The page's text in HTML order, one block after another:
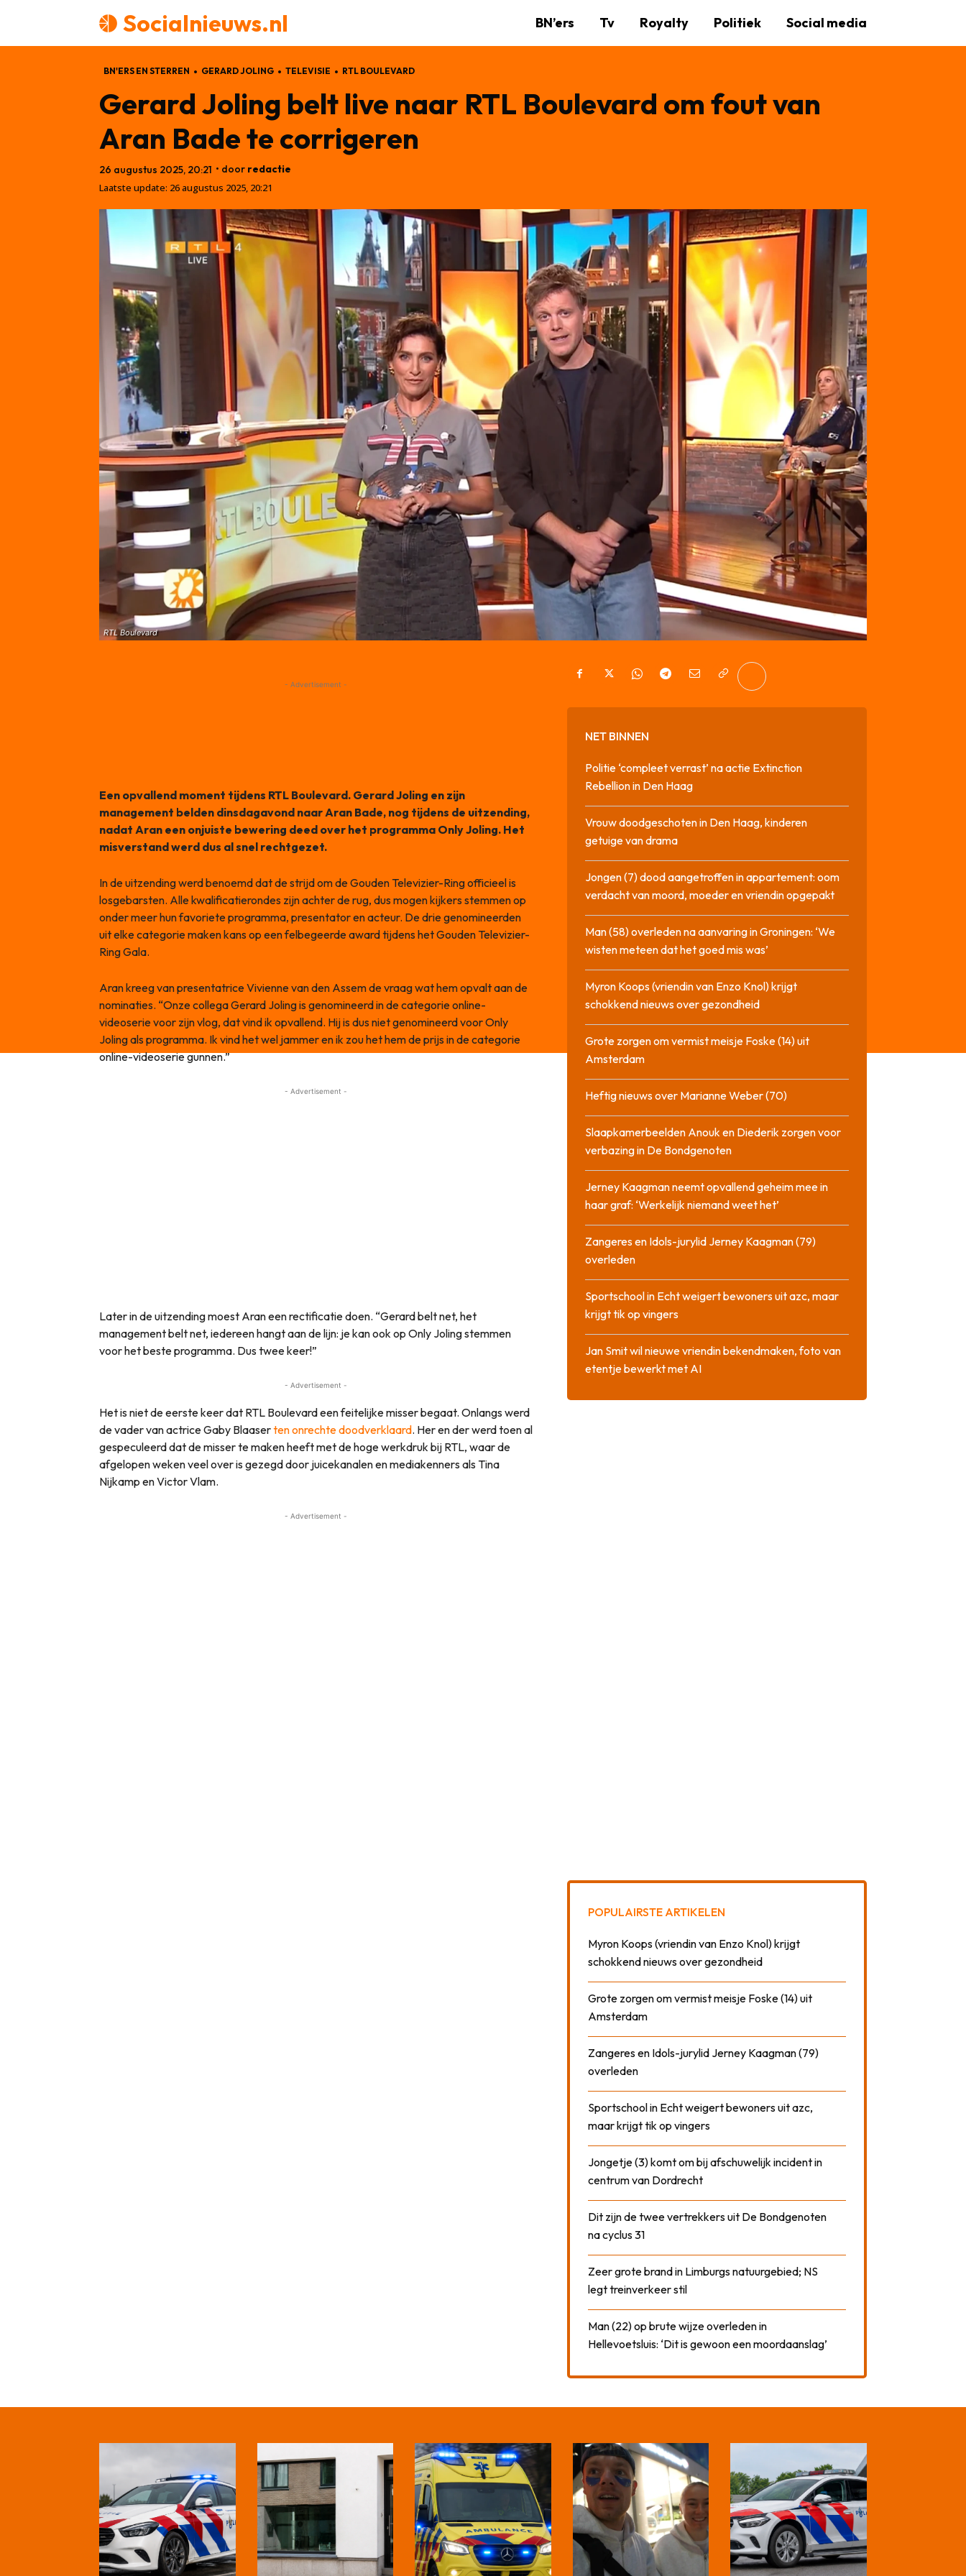
Socialnieuws.nl BN’ers Tv Royalty Politiek Social media
BN'ERS EN STERREN GERARD JOLING TELEVISIE RTL BOULEVARD
Gerard Joling belt live naar RTL Boulevard om fout van
Aran Bade te corrigeren
26 augustus 2025, 20:21 • door redactie
Laatste update: 26 augustus 2025, 20:21
RTL Boulevard
- Advertisement -
Een opvallend moment tijdens RTL Boulevard. Gerard Joling en zijn
management belden dinsdagavond naar Aran Bade, nog tijdens de uitzending,
nadat Aran een onjuiste bewering deed over het programma Only Joling. Het
misverstand werd dus al snel rechtgezet.
In de uitzending werd benoemd dat de strijd om de Gouden Televizier-Ring officieel is
losgebarsten. Alle kwalificatierondes zijn achter de rug, dus mogen kijkers stemmen op
onder meer hun favoriete programma, presentator en acteur. De drie genomineerden
uit elke categorie maken kans op een felbegeerde award tijdens het Gouden Televizier-
Ring Gala.
Aran kreeg van presentatrice Vivienne van den Assem de vraag wat hem opvalt aan de
nominaties. “Onze collega Gerard Joling is genomineerd in de categorie online-
videoserie voor zijn vlog, dat vind ik opvallend. Hij is dus niet genomineerd voor Only
Joling als programma. Ik vind het wel jammer en ik zou het hem de prijs in de categorie
online-videoserie gunnen.”
- Advertisement -
Later in de uitzending moest Aran een rectificatie doen. “Gerard belt net, het
management belt net, iedereen hangt aan de lijn: je kan ook op Only Joling stemmen
voor het beste programma. Dus twee keer!”
- Advertisement -
Het is niet de eerste keer dat RTL Boulevard een feitelijke misser begaat. Onlangs werd
de vader van actrice Gaby Blaaserten onrechte doodverklaard. Her en der werd toen al
gespeculeerd dat de misser te maken heeft met de hoge werkdruk bij RTL, waar de
afgelopen weken veel over is gezegd door juicekanalen en mediakenners als Tina
Nijkamp en Victor Vlam.
- Advertisement -
NET BINNEN
Politie ‘compleet verrast’ na actie Extinction
Rebellion in Den Haag
Vrouw doodgeschoten in Den Haag, kinderen
getuige van drama
Jongen (7) dood aangetroffen in appartement: oom
verdacht van moord, moeder en vriendin opgepakt
Man (58) overleden na aanvaring in Groningen: ‘We
wisten meteen dat het goed mis was’
Myron Koops (vriendin van Enzo Knol) krijgt
schokkend nieuws over gezondheid
Grote zorgen om vermist meisje Foske (14) uit
Amsterdam
Heftig nieuws over Marianne Weber (70)
Slaapkamerbeelden Anouk en Diederik zorgen voor
verbazing in De Bondgenoten
Jerney Kaagman neemt opvallend geheim mee in
haar graf: ‘Werkelijk niemand weet het’
Zangeres en Idols-jurylid Jerney Kaagman (79)
overleden
Sportschool in Echt weigert bewoners uit azc, maar
krijgt tik op vingers
Jan Smit wil nieuwe vriendin bekendmaken, foto van
etentje bewerkt met AI
POPULAIRSTE ARTIKELEN
Myron Koops (vriendin van Enzo Knol) krijgt
schokkend nieuws over gezondheid
Grote zorgen om vermist meisje Foske (14) uit
Amsterdam
Zangeres en Idols-jurylid Jerney Kaagman (79)
overleden
Sportschool in Echt weigert bewoners uit azc,
maar krijgt tik op vingers
Jongetje (3) komt om bij afschuwelijk incident in
centrum van Dordrecht
Dit zijn de twee vertrekkers uit De Bondgenoten
na cyclus 31
Zeer grote brand in Limburgs natuurgebied; NS
legt treinverkeer stil
Man (22) op brute wijze overleden in
Hellevoetsluis: ‘Dit is gewoon een moordaanslag’